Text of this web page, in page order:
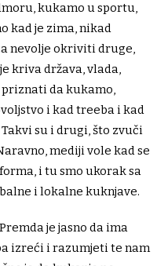
kukamo u sportu,
kad je zima, nikad
nevolje okriviti druge,
kriva država, vlada,
da kukamo,
i kad treeba i kad
su i drugi, što zvuči
mediji vole kad se
i tu smo ukorak sa
i lokalne kuknjave.
je jasno da ima
izreći i razumjeti te nam